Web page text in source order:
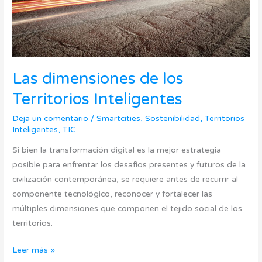
Las dimensiones de los
Territorios Inteligentes
Deja un comentario /Smartcities,Sostenibilidad,Territorios
Inteligentes,TIC
Si bien la transformación digital es la mejor estrategia
posible para enfrentar los desafíos presentes y futuros de la
civilización contemporánea, se requiere antes de recurrir al
componente tecnológico, reconocer y fortalecer las
múltiples dimensiones que componen el tejido social de los
territorios.
Leer más »